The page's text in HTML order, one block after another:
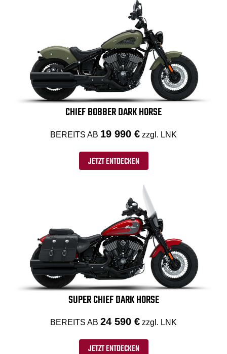
CHIEF BOBBER DARK HORSE
BEREITS AB 19 990 € zzgl. LNK
JETZT ENTDECKEN
SUPER CHIEF DARK HORSE
BEREITS AB 24 590 € zzgl. LNK
JETZT ENTDECKEN